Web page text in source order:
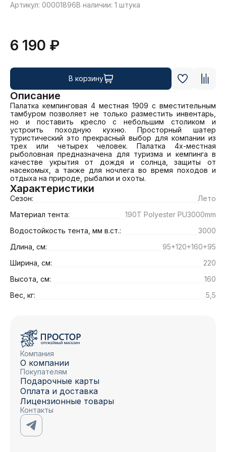
Артикул: 00001896В наличии: 1 штука
6 190 ₽
В корзину
Описание
Палатка кемпинговая 4 местная 1909 с вместительным
тамбуром позволяет не только разместить инвентарь,
но и поставить кресло с небольшим столиком и
устроить походную кухню. Просторный шатер
туристический это прекрасный выбор для компании из
трех или четырех человек. Палатка 4х-местная
рыболовная предназначена для туризма и кемпинга в
качестве укрытия от дождя и солнца, защиты от
насекомых, а также для ночлега во время походов и
отдыха на природе, рыбалки и охоты.
Характеристики
Сезон:
Лето
Материал тента:
190T Polyester PU3000mm
Водостойкость тента, мм в.ст.:
3000
Длина, см:
95+120+160+95
Ширина, см:
220
Высота, см:
160
Вес, кг:
5,5
Компания
О компании
Покупателям
Подарочные карты
Оплата и доставка
Лицензионные товары
Контакты